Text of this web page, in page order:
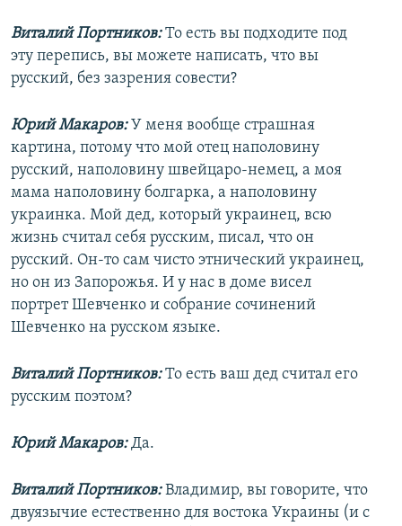
Виталий Портников:То есть вы подходите под
эту перепись, вы можете написать, что вы
русский, без зазрения совести?
Юрий Макаров:У меня вообще страшная
картина, потому что мой отец наполовину
русский, наполовину швейцаро-немец, а моя
мама наполовину болгарка, а наполовину
украинка. Мой дед, который украинец, всю
жизнь считал себя русским, писал, что он
русский. Он-то сам чисто этнический украинец,
но он из Запорожья. И у нас в доме висел
портрет Шевченко и собрание сочинений
Шевченко на русском языке.
Виталий Портников:То есть ваш дед считал его
русским поэтом?
Юрий Макаров:Да.
Виталий Портников:Владимир, вы говорите, что
двуязычие естественно для востока Украины (и с